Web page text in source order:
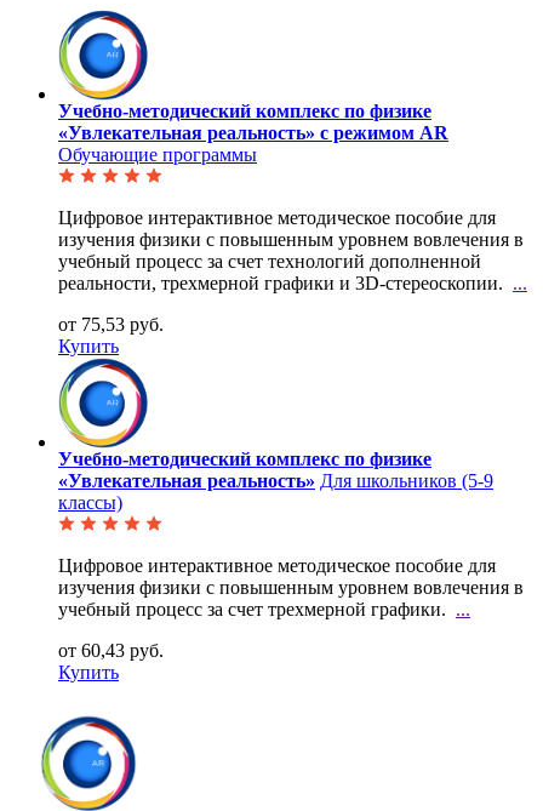
Учебно-методический комплекс по физике
«Увлекательная реальность» с режимом AR
Обучающие программы
Цифровое интерактивное методическое пособие для
изучения физики с повышенным уровнем вовлечения в
учебный процесс за счет технологий дополненной
реальности, трехмерной графики и 3D-стереоскопии. ...
от 75,53 руб.
Купить
Учебно-методический комплекс по физике
«Увлекательная реальность» Для школьников (5-9
классы)
Цифровое интерактивное методическое пособие для
изучения физики с повышенным уровнем вовлечения в
учебный процесс за счет трехмерной графики. ...
от 60,43 руб.
Купить